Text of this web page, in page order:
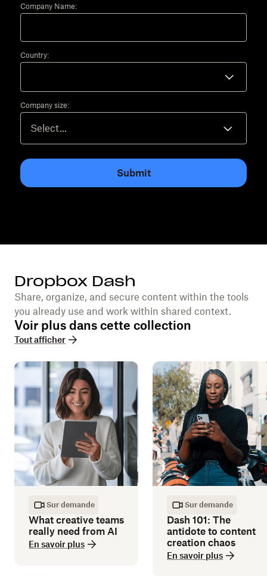
Company Name:
Country:
Company size:
Submit
Dropbox Dash
Share, organize, and secure content within the tools
you already use and work within shared context.
Voir plus dans cette collection
Tout afficher
Sur demande
What creative teams
really need from AI
En savoir plus
Sur demande
Dash 101: The
antidote to content
creation chaos
En savoir plus